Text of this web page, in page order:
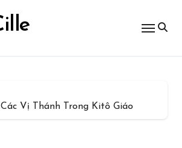
Vị Thánh Trong Kitô Giáo